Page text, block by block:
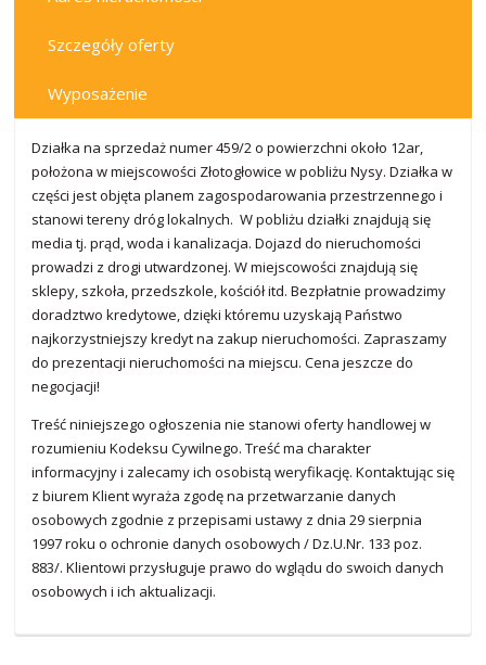
Szczegóły oferty
Wyposażenie
Działka na sprzedaż numer 459/2 o powierzchni około 12ar,
położona w miejscowości Złotogłowice w pobliżu Nysy. Działka w
części jest objęta planem zagospodarowania przestrzennego i
stanowi tereny dróg lokalnych. W pobliżu działki znajdują się
media tj. prąd, woda i kanalizacja. Dojazd do nieruchomości
prowadzi z drogi utwardzonej. W miejscowości znajdują się
sklepy, szkoła, przedszkole, kościół itd. Bezpłatnie prowadzimy
doradztwo kredytowe, dzięki któremu uzyskają Państwo
najkorzystniejszy kredyt na zakup nieruchomości. Zapraszamy
do prezentacji nieruchomości na miejscu. Cena jeszcze do
negocjacji!
Treść niniejszego ogłoszenia nie stanowi oferty handlowej w
rozumieniu Kodeksu Cywilnego. Treść ma charakter
informacyjny i zalecamy ich osobistą weryfikację. Kontaktując się
z biurem Klient wyraża zgodę na przetwarzanie danych
osobowych zgodnie z przepisami ustawy z dnia 29 sierpnia
1997 roku o ochronie danych osobowych / Dz.U.Nr. 133 poz.
883/. Klientowi przysługuje prawo do wglądu do swoich danych
osobowych i ich aktualizacji.